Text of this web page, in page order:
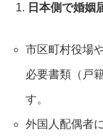
日本側で婚姻
市区町村役場
必要書類（戸
す。​
外国人配偶者